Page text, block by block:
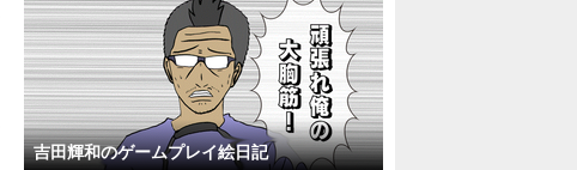
吉田輝和のゲームプレイ絵日記